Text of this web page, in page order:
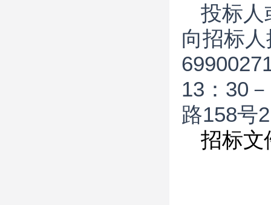
投标人
向招标
13：30
路158号
招标文